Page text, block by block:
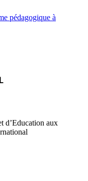
pédagogique à
d’Education aux